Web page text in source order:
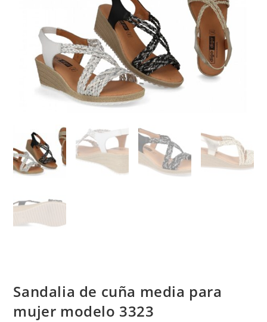
Sandalia de cuña media para
mujer modelo 3323